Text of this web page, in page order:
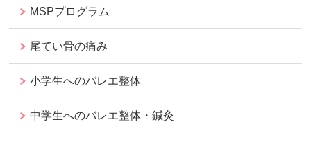
MSPプログラム
尾てい骨の痛み
小学生へのバレエ整体
中学生へのバレエ整体・鍼灸